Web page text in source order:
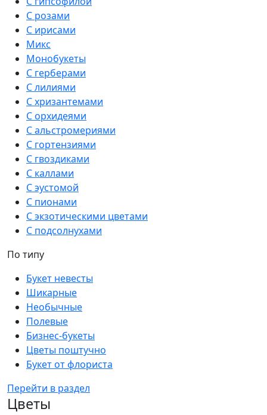
С розами
С ирисами
Микс
Монобукеты
С герберами
С лилиями
С хризантемами
С орхидеями
С альстромериями
С гортензиями
С гвоздиками
С каллами
С эустомой
С пионами
С экзотическими цветами
С подсолнухами
По типу
Букет невесты
Шикарные
Необычные
Полевые
Бизнес-букеты
Цветы поштучно
Букет от флориста
Перейти в раздел
Цветы